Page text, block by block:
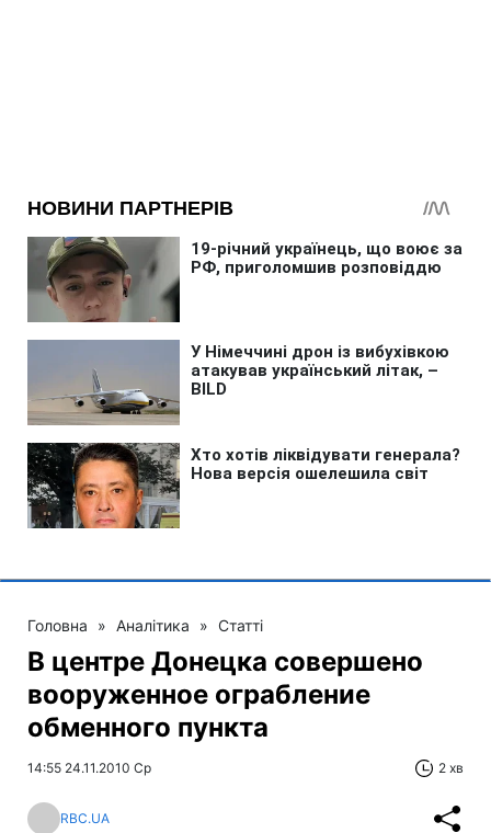
Головна » Аналітика » Статті
В центре Донецка совершено
вооруженное ограбление
обменного пункта
14:55 24.11.2010 Ср 2 хв
RBC.UA